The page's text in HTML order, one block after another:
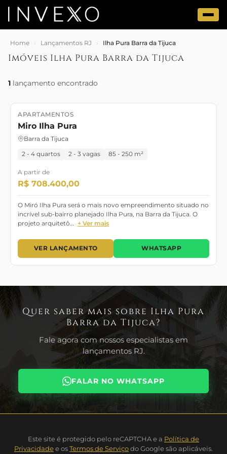
Home › Lançamentos RJ › Ilha Pura Barra da Tijuca
Imóveis Ilha Pura Barra da Tijuca
1 lançamento encontrado
Lançamento Pronto para Morar
APARTAMENTOS
Miro Ilha Pura
Barra da Tijuca
2 - 4 quartos 2 - 3 vagas 85 - 250 m²
A partir de
R$ 708.400,00
O Miró Ilha Pura será o mais novo empreendimento situado no
incrível sub-bairro planejado Ilha Pura, na Barra da Tijuca. O
projeto arquitetô… + Ver mais
VER LANÇAMENTO WHATSAPP
Quer saber mais sobre Ilha Pura
Barra da Tijuca?
Fale agora com nossos especialistas em
lançamentos RJ.
FALAR NO WHATSAPP
Este site é protegido pelo reCAPTCHA e a Política de
Privacidade e os Termos de Serviço do Google são aplicáveis.